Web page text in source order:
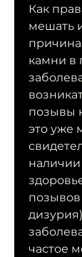
Как
мешать
причина
камни в
позывы
это уже
частое